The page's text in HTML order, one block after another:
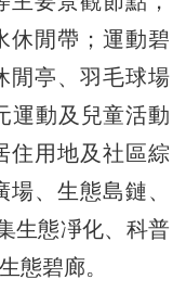
休閒帶；運動碧
閒亭、羽毛球場
運動及兒童活動
住用地及社區綜
、生態島鏈、
生態凈化、科普
態碧廊。